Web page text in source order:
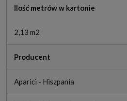
Ilość metrów w kartonie
2,13 m2
Producent
Aparici - Hiszpania